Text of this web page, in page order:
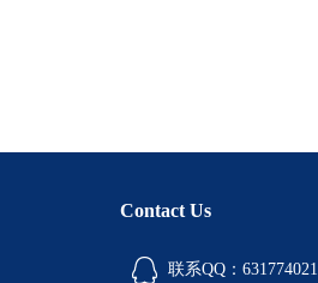
Contact Us
联系QQ：631774021